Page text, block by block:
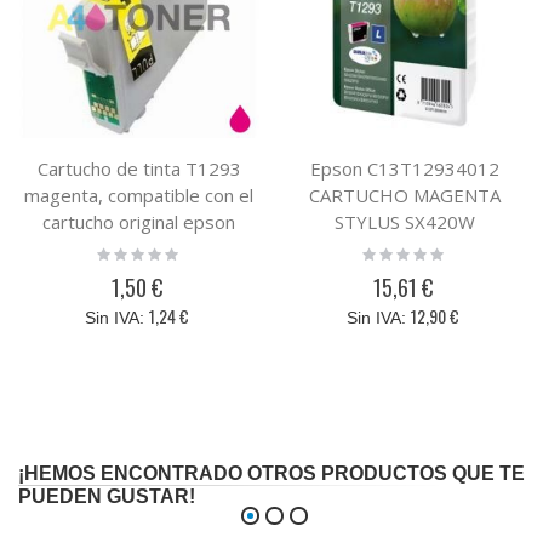
Cartucho de tinta T1293
magenta, compatible con el
cartucho original epson
C13T12934010 MAGENTA
(manzana)
Rating:
1,50 €
1,24 €
Epson C13T12934012
CARTUCHO MAGENTA
STYLUS SX420W
Rating:
15,61 €
12,90 €
¡HEMOS ENCONTRADO OTROS PRODUCTOS QUE TE
PUEDEN GUSTAR!